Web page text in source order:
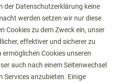
der Datenschutzerklärung keine
werden setzen wir nur diese
Cookies zu dem Zweck ein, unser
effektiver und sicherer zu
ermöglichen Cookies unseren
auch nach einem Seitenwechsel
Services anzubieten. Einige